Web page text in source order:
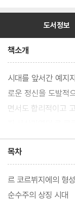
도서정보
책소개
시대를 앞서간 예지
로운 정신을 도발적
면서도 합리적이고
목차
르 코르뷔지에의 형
순수주의 상징 시대